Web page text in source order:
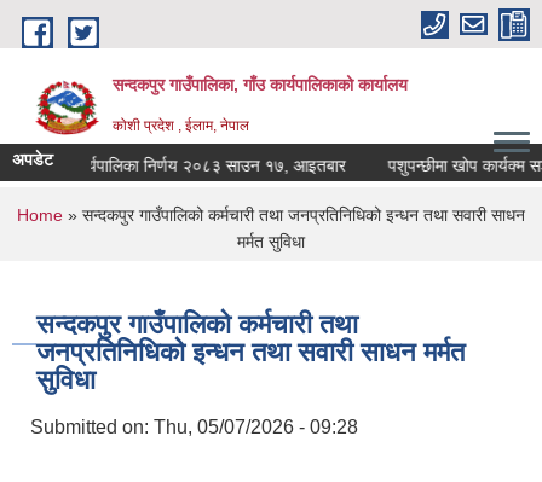
Skip to main content
सन्दकपुर गाउँपालिका, गाँउ कार्यपालिकाको कार्यालय
कोशी प्रदेश , ईलाम, नेपाल
अपडेटकार्यपालिका निर्णय २०८३ साउन १७, आइतबार पशुपन्छीमा खोप कार्यक्म
You are here
Home » सन्दकपुर गाउँपालिको कर्मचारी तथा जनप्रतिनिधिको इन्धन तथा सवारी साधन
मर्मत सुविधा
सन्दकपुर गाउँपालिको कर्मचारी तथा
जनप्रतिनिधिको इन्धन तथा सवारी साधन मर्मत
सुविधा
Submitted on: Thu, 05/07/2026 - 09:28